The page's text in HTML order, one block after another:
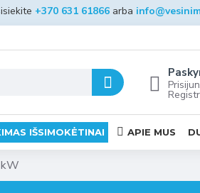
+370 631 61866arba
IŠSIMOKĖTINAI APIE MUS